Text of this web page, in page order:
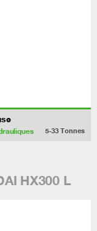
5-33 Tonnes
HX300 L